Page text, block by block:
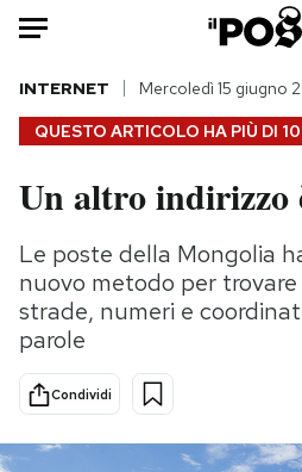
HOME
Italia
Politica
Internet
Scienza
Cultura
Economia
QUESTO ARTICOLO HA PIÙ DI
INTERNET Mercoledì 15 giugno
Un altro indirizzo
Le poste della Mongolia
nuovo metodo per
strade, numeri e
parole
Condividi